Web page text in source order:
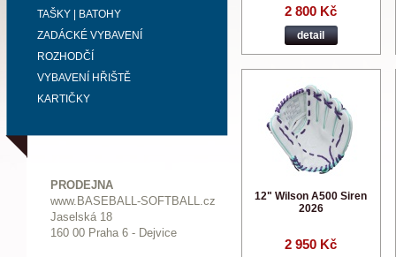
TAŠKY | BATOHY
ZADÁCKÉ VYBAVENÍ
ROZHODČÍ
VYBAVENÍ HŘIŠTĚ
KARTIČKY
PRODEJNA
www.BASEBALL-SOFTBALL.cz
Jaselská 18
160 00 Praha 6 - Dejvice
2 800 Kč
detail
12" Wilson A500 Siren
2026
2 950 Kč